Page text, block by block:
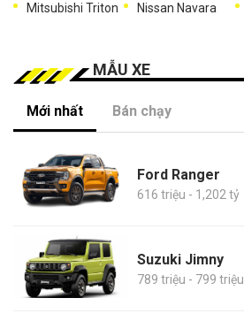
Mitsubishi Triton Nissan Navara
MẪU XE
Mới nhất Bán chạy
Ford Ranger
616 triệu - 1,202 tỷ
Suzuki Jimny
789 triệu - 799 triệu